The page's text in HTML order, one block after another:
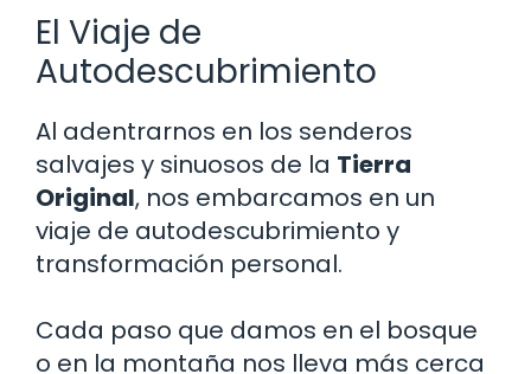
El Viaje de
Autodescubrimiento
Al adentrarnos en los senderos
salvajes y sinuosos de la Tierra
Original, nos embarcamos en un
viaje de autodescubrimiento y
transformación personal.
Cada paso que damos en el bosque
o en la montaña nos lleva más cerca